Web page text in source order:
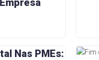
Nas PMEs: